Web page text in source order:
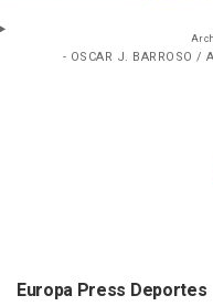
- OSCAR J. BARROSO /
Europa Press Deportes